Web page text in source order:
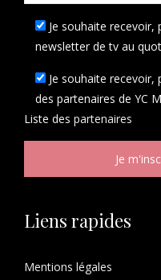
Je souhaite recevoir,
newsletter de tv au
Je souhaite
des partenaires de YC
Liste des partenaires
Liens rapides
Mentions légales